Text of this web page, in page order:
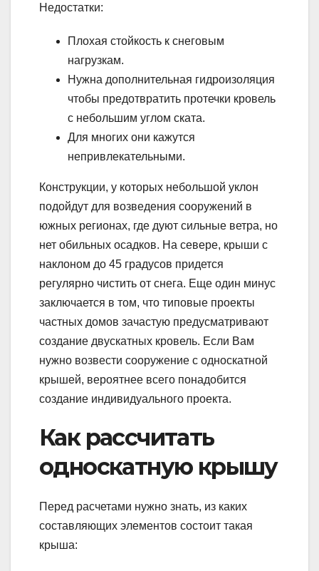
Недостатки:
Плохая стойкость к снеговым
нагрузкам.
Нужна дополнительная гидроизоляция
чтобы предотвратить протечки кровель
с небольшим углом ската.
Для многих они кажутся
непривлекательными.
Конструкции, у которых небольшой уклон
подойдут для возведения сооружений в
южных регионах, где дуют сильные ветра, но
нет обильных осадков. На севере, крыши с
наклоном до 45 градусов придется
регулярно чистить от снега. Еще один минус
заключается в том, что типовые проекты
частных домов зачастую предусматривают
создание двускатных кровель. Если Вам
нужно возвести сооружение с односкатной
крышей, вероятнее всего понадобится
создание индивидуального проекта.
Как рассчитать
односкатную крышу
Перед расчетами нужно знать, из каких
составляющих элементов состоит такая
крыша: